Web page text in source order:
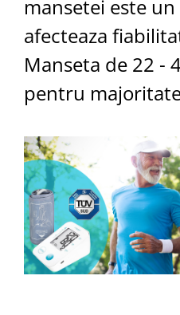
mansetei este
afecteaza
Manseta de 22 -
pentru